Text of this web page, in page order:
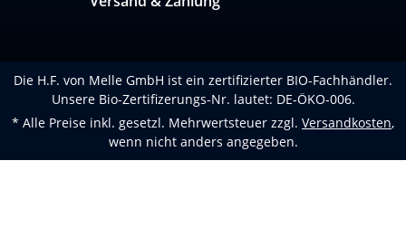
Die H.F. von Melle GmbH ist ein zertifizierter BIO-Fachhändler.
Unsere Bio-Zertifizerungs-Nr. lautet: DE-ÖKO-006.
* Alle Preise inkl. gesetzl. Mehrwertsteuer zzgl. Versandkosten,
wenn nicht anders angegeben.